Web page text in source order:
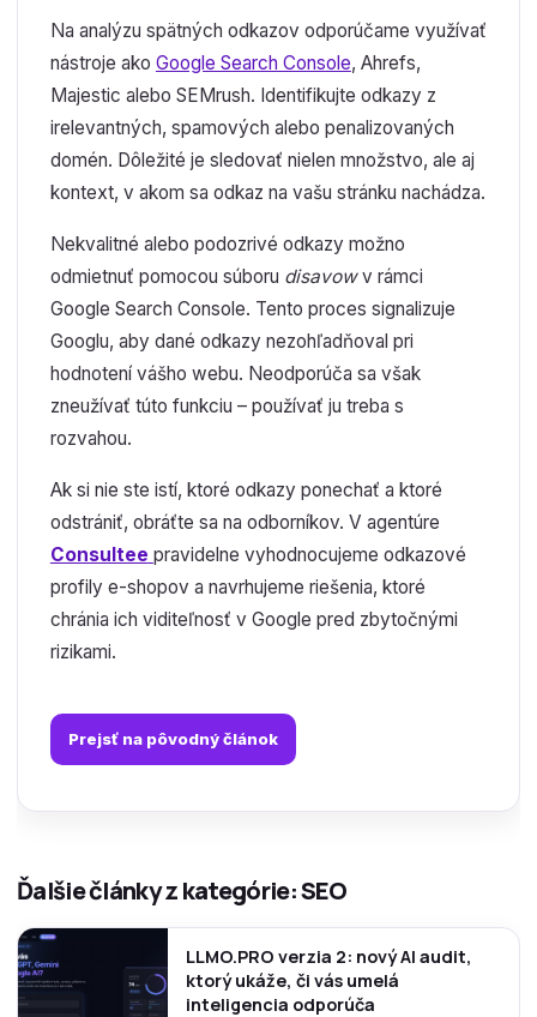
Na analýzu spätných odkazov odporúčame využívať
nástroje ako Google Search Console, Ahrefs,
Majestic alebo SEMrush. Identifikujte odkazy z
irelevantných, spamových alebo penalizovaných
domén. Dôležité je sledovať nielen množstvo, ale aj
kontext, v akom sa odkaz na vašu stránku nachádza.
Nekvalitné alebo podozrivé odkazy možno
odmietnuť pomocou súboru disavowv rámci
Google Search Console. Tento proces signalizuje
Googlu, aby dané odkazy nezohľadňoval pri
hodnotení vášho webu. Neodporúča sa však
zneužívať túto funkciu – používať ju treba s
rozvahou.
Ak si nie ste istí, ktoré odkazy ponechať a ktoré
odstrániť, obráťte sa na odborníkov. V agentúre
Consultee pravidelne vyhodnocujeme odkazové
profily e-shopov a navrhujeme riešenia, ktoré
chránia ich viditeľnosť v Google pred zbytočnými
rizikami.
Prejsť na pôvodný článok
Ďalšie články z kategórie: SEO
LLMO.PRO verzia 2: nový AI audit,
ktorý ukáže, či vás umelá
inteligencia odporúča